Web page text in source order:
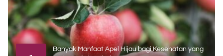
Banyak Manfaat Apel Hijau bagi Kesehatan yang